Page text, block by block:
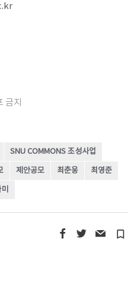
금지
SNU COMMONS 조성사업
제안공모 최춘웅 최영준
turned_in_not